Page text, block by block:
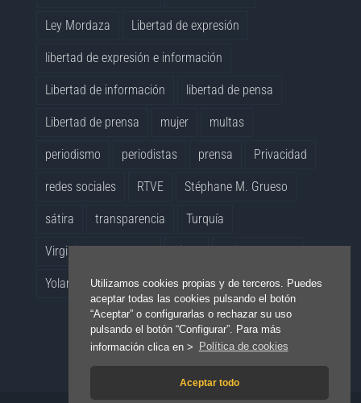
Utilizamos cookies propias y de terceros. Puedes
aceptar todas las cookies pulsando el botón
“Aceptar” o configurarlas o rechazar su uso
pulsando el botón “Configurar”. Para más
información clica en >
Política de cookies
Aceptar todo
Ley Mordaza Libertad de expresión
libertad de expresión e información
Libertad de información libertad de pensa
Libertad de prensa mujer multas
periodismo periodistas prensa Privacidad
redes sociales RTVE Stéphane M. Grueso
sátira transparencia Turquía
Virginia Pérez Alonso vídeo whistleblowers
Yolanda Quintana